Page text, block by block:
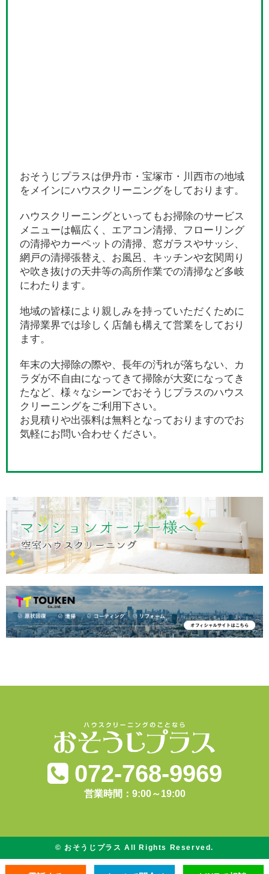
おそうじプラスは伊丹市・宝塚市・川西市の地域
をメインにハウスクリーニングをしております。
ハウスクリーニングといってもお掃除のサービス
メニューは幅広く、エアコン清掃、フローリング
の清掃やカーペットの清掃、窓ガラスやサッシ、
網戸の清掃張替え、お風呂、キッチンや玄関周り
や吹き抜けの天井等の高所作業での清掃など多岐
にわたります。
地域の皆様により親しみを持っていただくために
清掃業界では珍しく店舗も構えて営業をしており
ます。
年末の大掃除の際や、長年の汚れが落ちない、カ
ラダが不自由になってきて掃除が大変になってき
たなど、様々なシーンでおそうじプラスのハウス
クリーニングをご利用下さい。
お見積りや出張料は無料となっておりますのでお
気軽にお問い合わせください。
072-768-9969
営業時間：9:00～19:00
© おそうじプラス All Rights Reserved.